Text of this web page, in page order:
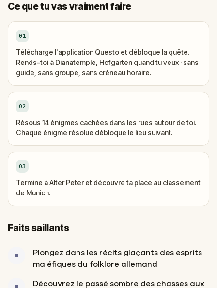
Ce que tu vas vraiment faire
01
Télécharge l'application Questo et débloque la quête.
Rends-toi à Dianatemple, Hofgarten quand tu veux · sans
guide, sans groupe, sans créneau horaire.
02
Résous 14 énigmes cachées dans les rues autour de toi.
Chaque énigme résolue débloque le lieu suivant.
03
Termine à Alter Peter et découvre ta place au classement
de Munich.
Faits saillants
Plongez dans les récits glaçants des esprits
maléfiques du folklore allemand
Découvrez le passé sombre des chasses aux